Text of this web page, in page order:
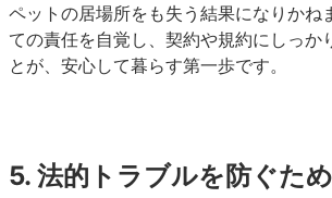
ペットの居場所をも失う結果になりかね
ての責任を自覚し、契約や規約にしっか
とが、安心して暮らす第一歩です。
5. 法的トラブルを防ぐた